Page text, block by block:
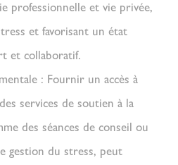
professionnelle et vie privée,
et favorisant un état
et collaboratif.
: Fournir un accès à
services de soutien à la
des séances de conseil ou
gestion du stress, peut